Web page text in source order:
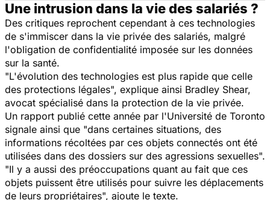
Une intrusion dans la vie des salariés ?
Des critiques reprochent cependant à ces technologies
de s'immiscer dans la vie privée des salariés, malgré
l'obligation de confidentialité imposée sur les données
sur la santé.
"L'évolution des technologies est plus rapide que celle
des protections légales", explique ainsi Bradley Shear,
avocat spécialisé dans la protection de la vie privée.
Un rapport publié cette année par l'Université de Toronto
signale ainsi que "dans certaines situations, des
informations récoltées par ces objets connectés ont été
utilisées dans des dossiers sur des agressions sexuelles".
"Il y a aussi des préoccupations quant au fait que ces
objets puissent être utilisés pour suivre les déplacements
de leurs propriétaires", ajoute le texte.